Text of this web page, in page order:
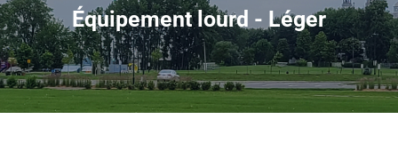
Équipement lourd - Léger